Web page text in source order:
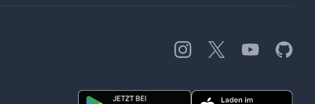
Instagram
X YouTubeGitHub